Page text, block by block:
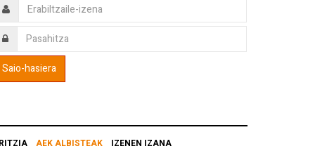
AEK ALBISTEAK IZENEN IZANA